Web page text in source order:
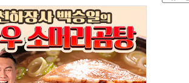
청 119안심콜 영문 영상 제작
라인 대리 신청 가능
전국 확대 점검
고에 배신 사과 안 해"